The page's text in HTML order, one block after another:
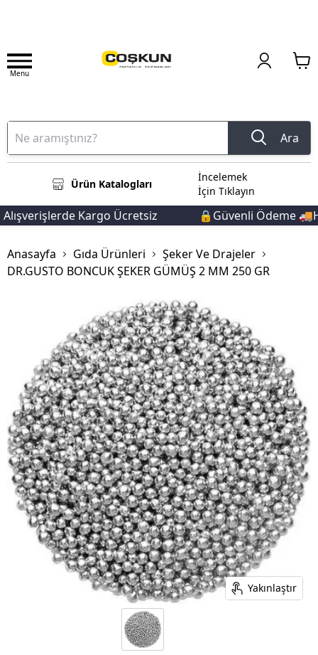
Menu
Ara
Ürün Katalogları
İncelemek
İçin Tıklayın
Kargo Ücretsiz 🔒Güvenli Ödeme
Anasayfa Gıda Ürünleri
Şeker Ve Drajeler
DR.GUSTO BONCUK ŞEKER GÜMÜŞ 2 MM 250 GR
Yakınlaştır